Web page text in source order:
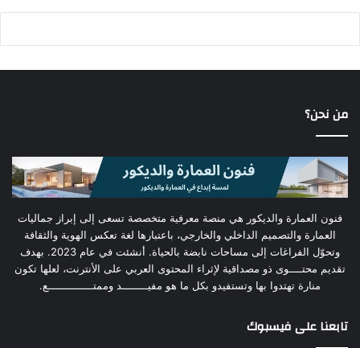
من نحن؟
فنون العمارة والديكور هي منصة معرفية متخصصة تسعى إلى إبراز جماليات
العمارة والتصميم الداخلي والخارجي، باعتبارها لغة تعكس الهوية والثقافة
وتحوّل الفراغات إلى مساحات نابضة بالحياة. أنشئت في عام 2023. بهدف
تقديم محتــــوى ذو مصداقية لإثراء المحتوى العربي على الأنترنت، لعلها تكون
منارة تهتدوا بها وتستفيدو بكل ما هو مفيــــــــد وممتــــــــــــــع.
تابعنا على فيسبوك